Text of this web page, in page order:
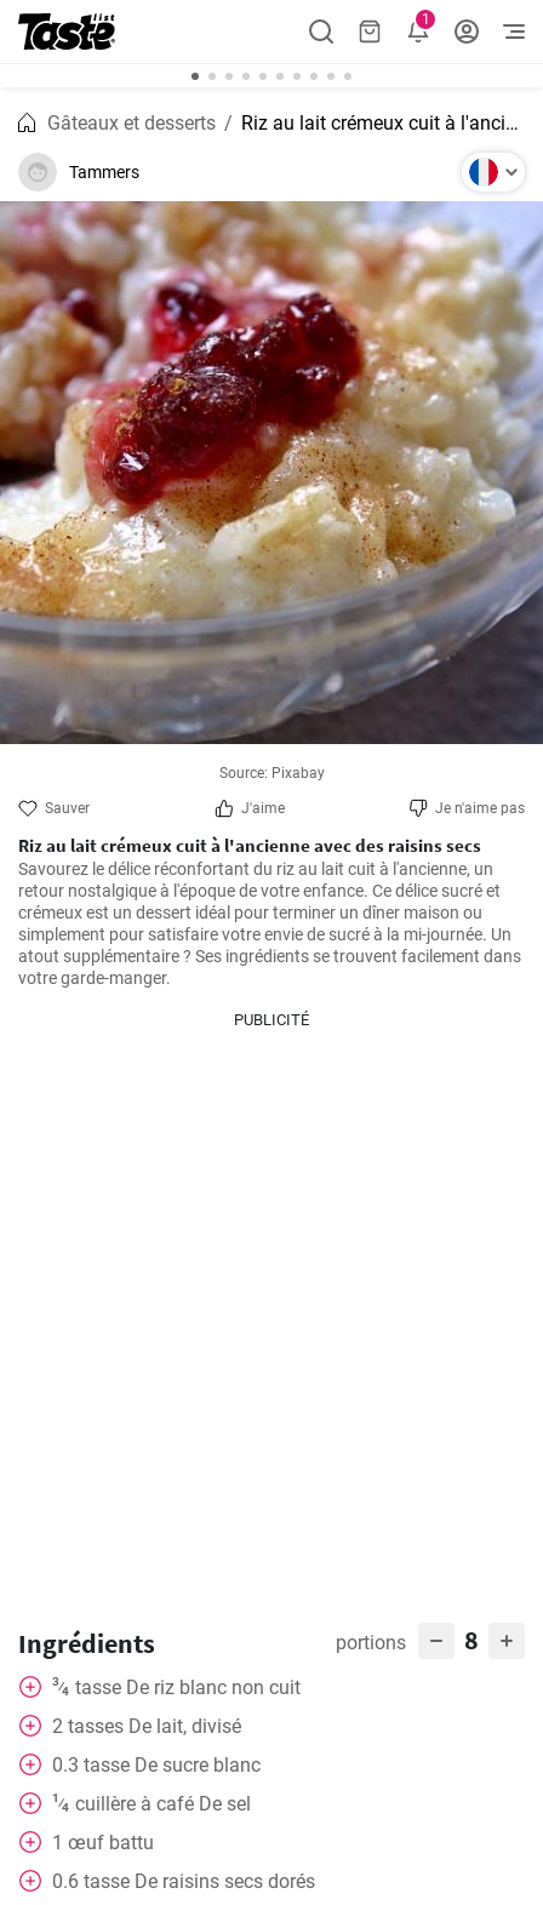
1
Gâteaux et desserts Riz au lait crémeux cuit à l'ancienne avec des raisins secs
Tammers
Source: Pixabay
Sauver J'aime Je n'aime pas
Riz au lait crémeux cuit à l'ancienne avec des raisins secs
Savourez le délice réconfortant du riz au lait cuit à l'ancienne, un
retour nostalgique à l'époque de votre enfance. Ce délice sucré et
crémeux est un dessert idéal pour terminer un dîner maison ou
simplement pour satisfaire votre envie de sucré à la mi-journée. Un
atout supplémentaire ? Ses ingrédients se trouvent facilement dans
votre garde-manger.
PUBLICITÉ
Ingrédients portions 8
3⁄4 tasse De riz blanc non cuit
2 tasses De lait, divisé
0.3 tasse De sucre blanc
1⁄4 cuillère à café De sel
1 œuf battu
0.6 tasse De raisins secs dorés